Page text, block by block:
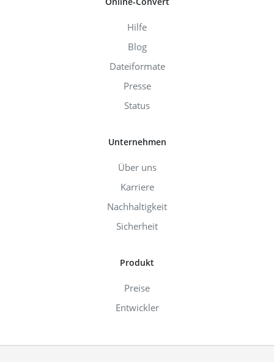
Hilfe
Blog
Dateiformate
Presse
Status
Unternehmen
Über uns
Karriere
Nachhaltigkeit
Sicherheit
Produkt
Preise
Entwickler